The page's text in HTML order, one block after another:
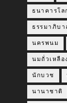
ธนาคารโล
ธรรมาภิบา
นครพนม
นมถั่วเหลือง
นักบวช
นานาชาติ